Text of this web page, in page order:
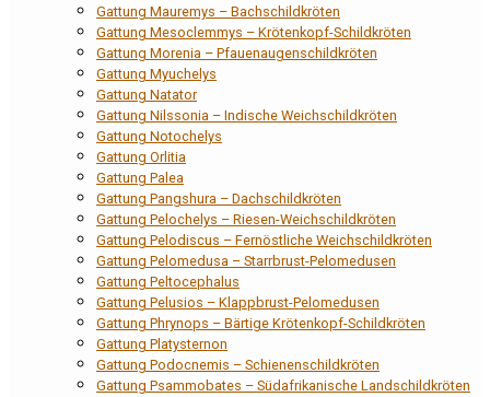
Gattung Mauremys – Bachschildkröten
Gattung Mesoclemmys – Krötenkopf-Schildkröten
Gattung Morenia – Pfauenaugenschildkröten
Gattung Myuchelys
Gattung Natator
Gattung Nilssonia – Indische Weichschildkröten
Gattung Notochelys
Gattung Orlitia
Gattung Palea
Gattung Pangshura – Dachschildkröten
Gattung Pelochelys – Riesen-Weichschildkröten
Gattung Pelodiscus – Fernöstliche Weichschildkröten
Gattung Pelomedusa – Starrbrust-Pelomedusen
Gattung Peltocephalus
Gattung Pelusios – Klappbrust-Pelomedusen
Gattung Phrynops – Bärtige Krötenkopf-Schildkröten
Gattung Platysternon
Gattung Podocnemis – Schienenschildkröten
Gattung Psammobates – Südafrikanische Landschildkröten